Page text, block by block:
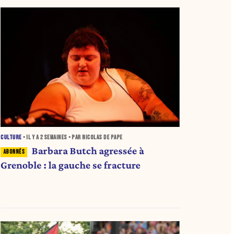
CULTURE • IL Y A2 SEMAINES • PAR NICOLAS DE PAPE
Barbara Butch agressée à
Grenoble : la gauche se fracture